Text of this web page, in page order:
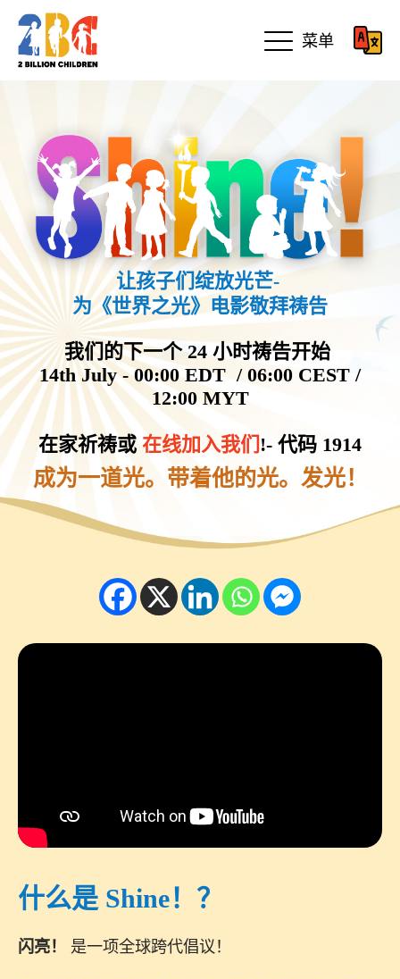
菜单
让孩子们绽放光芒-
为《世界之光》电影敬拜祷告
我们的下一个 24 小时祷告开始
14th July - 00:00 EDT / 06:00 CEST /
12:00 MYT
在家祈祷或 在线加入我们 !- 代码 1914
成为一道光。带着他的光。发光！
什么是 Shine！？
闪亮！ 是一项全球跨代倡议！